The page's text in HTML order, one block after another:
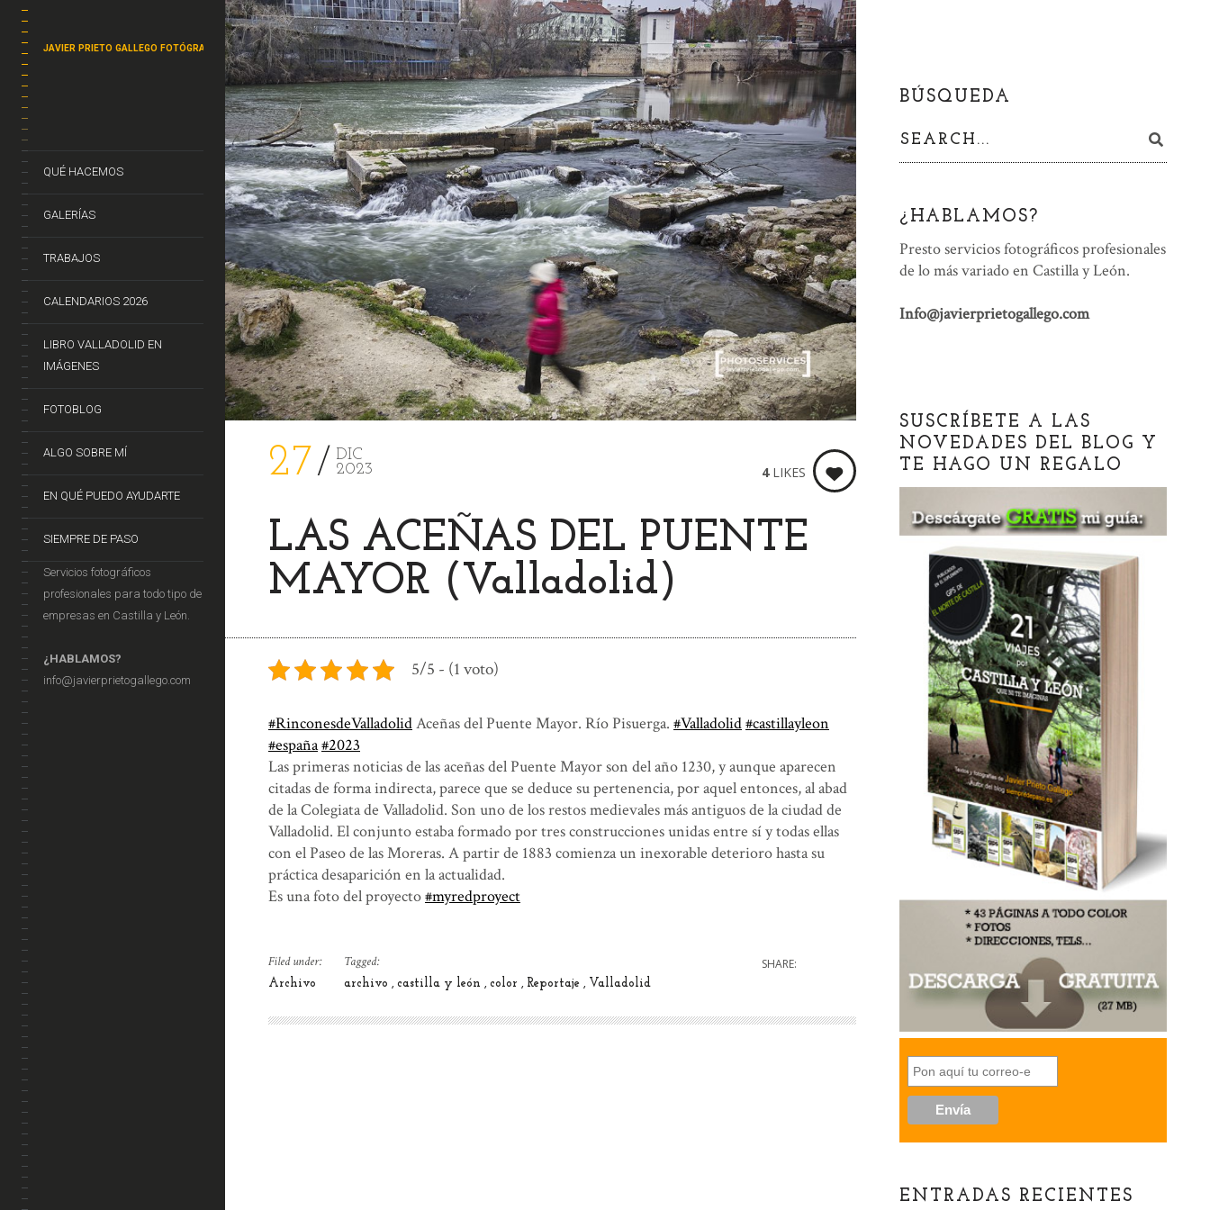
JAVIER PRIETO GALLEGO FOTÓGRAFO
QUÉ HACEMOS
GALERÍAS
TRABAJOS
CALENDARIOS 2026
LIBRO VALLADOLID EN
IMÁGENES
FOTOBLOG
ALGO SOBRE MÍ
EN QUÉ PUEDO AYUDARTE
SIEMPRE DE PASO
Servicios fotográficos
profesionales para todo tipo de
empresas en Castilla y León.
¿HABLAMOS?
info@javierprietogallego.com
27
DIC
2023
LAS ACEÑAS DEL PUENTE
MAYOR (Valladolid)
4LIKES
5/5 - (1 voto)
#RinconesdeValladolidAceñas del Puente Mayor. Río Pisuerga. #Valladolid#castillayleon
#españa#2023
Las primeras noticias de las aceñas del Puente Mayor son del año 1230, y aunque aparecen
citadas de forma indirecta, parece que se deduce su pertenencia, por aquel entonces, al abad
de la Colegiata de Valladolid. Son uno de los restos medievales más antiguos de la ciudad de
Valladolid. El conjunto estaba formado por tres construcciones unidas entre sí y todas ellas
con el Paseo de las Moreras. A partir de 1883 comienza un inexorable deterioro hasta su
práctica desaparición en la actualidad.
Es una foto del proyecto#myredproyect
Filed under:
Archivo
Tagged:
archivo castilla y león color Reportaje Valladolid
SHARE:
BÚSQUEDA
¿HABLAMOS?
Presto servicios fotográficos profesionales
de lo más variado en Castilla y León.
Info@javierprietogallego.com
SUSCRÍBETE A LAS
NOVEDADES DEL BLOG Y
TE HAGO UN REGALO
ENTRADAS RECIENTES